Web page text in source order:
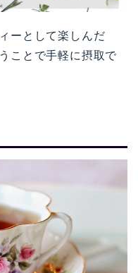
ーとして楽しんだ
ことで手軽に摂取で